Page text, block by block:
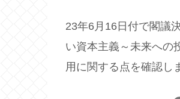
23年6月16日付で閣議
い資本主義～未来への
用に関する点を確認し